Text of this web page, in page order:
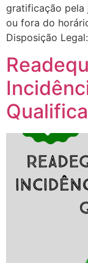
gratificação pela
ou fora do
Disposição